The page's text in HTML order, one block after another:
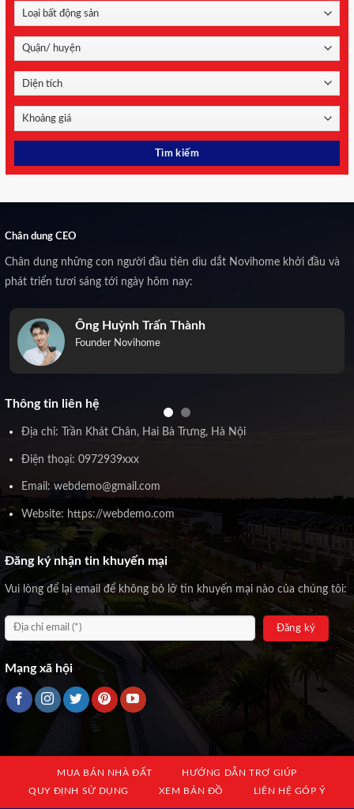
Chân dung CEO
Chân dung những con người đầu tiên dìu dắt Novihome khởi đầu và
phát triển tươi sáng tới ngày hôm nay:
Ông Huỳnh Trấn Thành
Founder Novihome
Thông tin liên hệ
Địa chỉ: Trần Khát Chân, Hai Bà Trưng, Hà Nội
Điện thoại: 0972939xxx
Email: webdemo@gmail.com
Website: https://webdemo.com
Đăng ký nhận tin khuyến mại
Vui lòng để lại email để không bỏ lỡ tin khuyến mại nào của chúng tôi:
Mạng xã hội
MUA BÁN NHÀ ĐẤT
HƯỚNG DẪN TRỢ GIÚP
QUY ĐỊNH SỬ DỤNG
XEM BẢN ĐỒ LIÊN HỆ GÓP Ý